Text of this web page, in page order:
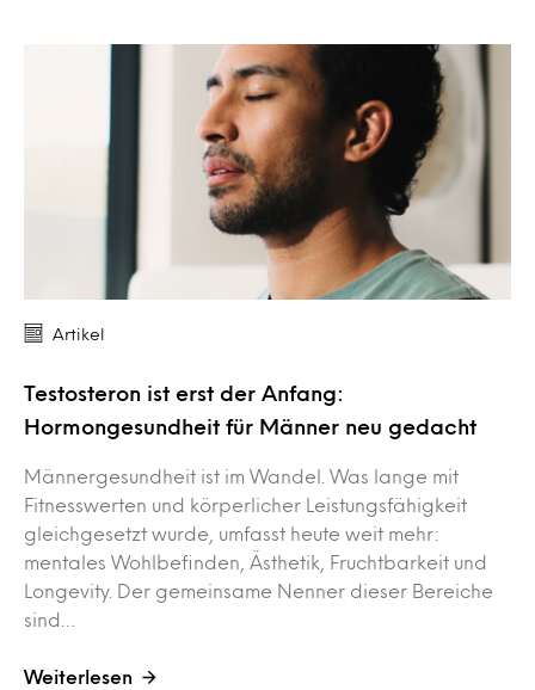
Artikel
Testosteron ist erst der Anfang:
Hormongesundheit für Männer neu gedacht
Männergesundheit ist im Wandel. Was lange mit
Fitnesswerten und körperlicher Leistungsfähigkeit
gleichgesetzt wurde, umfasst heute weit mehr:
mentales Wohlbefinden, Ästhetik, Fruchtbarkeit und
Longevity. Der gemeinsame Nenner dieser Bereiche
sind…
Weiterlesen